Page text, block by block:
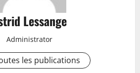
Lessange
Administrator
les publications